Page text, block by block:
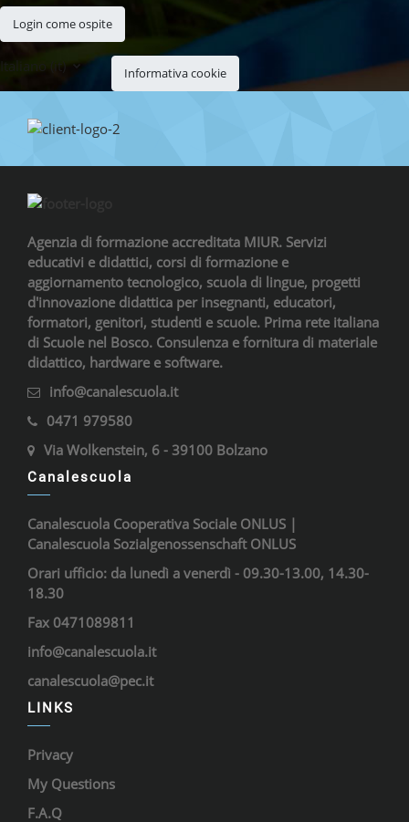
Login come ospite
Italiano ‎(it)‎ Informativa cookie
Agenzia di formazione accreditata MIUR. Servizi
educativi e didattici, corsi di formazione e
aggiornamento tecnologico, scuola di lingue, progetti
d'innovazione didattica per insegnanti, educatori,
formatori, genitori, studenti e scuole. Prima rete italiana
di Scuole nel Bosco. Consulenza e fornitura di materiale
didattico, hardware e software.
info@canalescuola.it
0471 979580
Via Wolkenstein, 6 - 39100 Bolzano
Canalescuola
Canalescuola Cooperativa Sociale ONLUS |
Canalescuola Sozialgenossenschaft ONLUS
Orari ufficio: da lunedì a venerdì - 09.30-13.00, 14.30-
18.30
Fax 0471089811
info@canalescuola.it
canalescuola@pec.it
LINKS
Privacy
My Questions
F.A.Q